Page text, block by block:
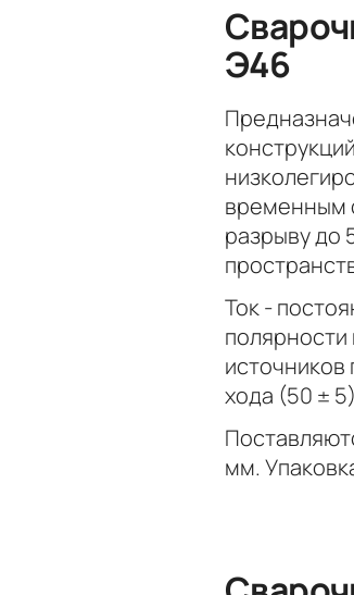
Э46
временным
разрыву до
Ток -
источников
хода (50 ±
мм.